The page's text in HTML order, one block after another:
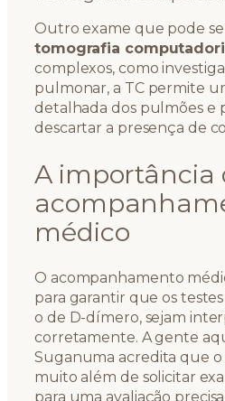
Outro exame que pode
tomografia
complexos, como
pulmonar, a TC permite
detalhada dos pulmões e
descartar a presença de
A importância
médico
O acompanhamento
para garantir que os
o de D-dímero, sejam
corretamente. A gente
Suganuma acredita que
muito além de solicitar
para uma avaliação